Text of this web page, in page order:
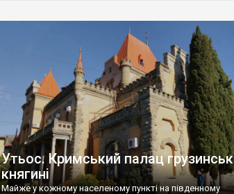
Утьос. Кримський палац
княгині
Майже у кожному населеному пункті на південному